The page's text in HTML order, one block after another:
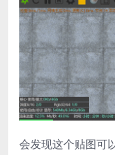
会发现这个贴图可